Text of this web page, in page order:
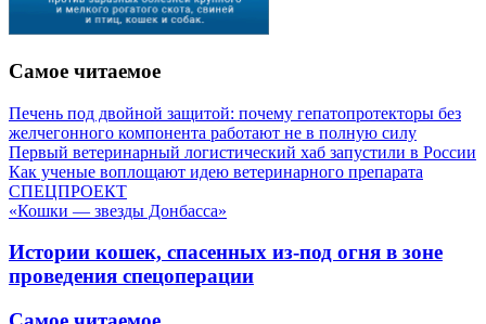
Самое читаемое
Печень под двойной защитой: почему гепатопротекторы без
желчегонного компонента работают не в полную силу
Первый ветеринарный логистический хаб запустили в России
Как ученые воплощают идею ветеринарного препарата
СПЕЦПРОЕКТ
«Кошки — звезды Донбасса»
Истории кошек, спасенных из-под огня в зоне
проведения спецоперации